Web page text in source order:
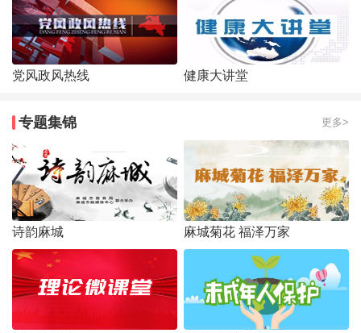
党风政风热线 健康大讲堂
专题集锦 更多>
诗韵麻城 麻城菊花 福泽万家